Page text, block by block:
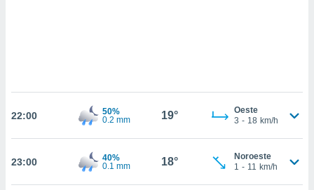
sitio
sean
22:00
50%
0.2 mm
19°
Oeste
3 - 18 km/h
23:00
40%
0.1 mm
18°
Noroeste
1 - 11 km/h